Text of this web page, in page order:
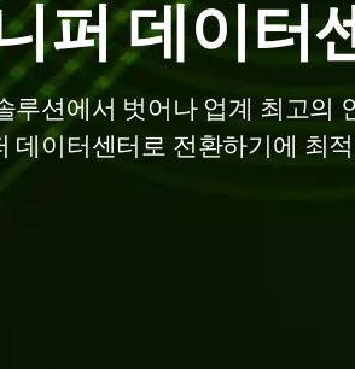
퍼 데이터
루션에서 벗어나 업계 최고의
데이터센터로 전환하기에 최